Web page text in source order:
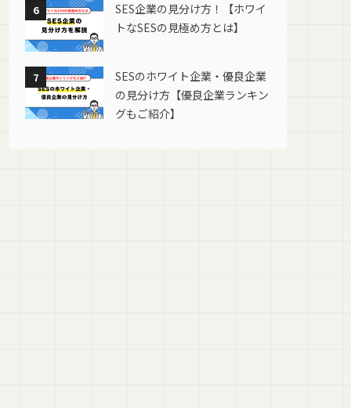
6
SES企業の見分け方！【ホワイ
トなSESの見極め方とは】
7
SESのホワイト企業・優良企業
の見分け方【優良企業ランキン
グもご紹介】